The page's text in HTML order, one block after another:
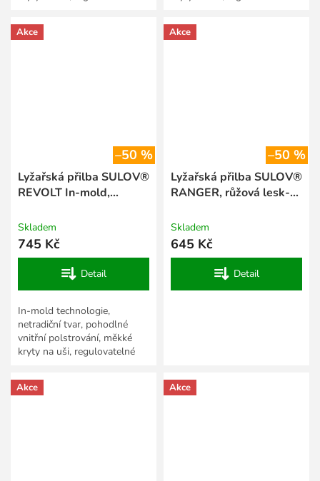
sněhu, zadní úchyt na...
sněhu, zadní úchyt na...
Akce
–50 %
Lyžařská přilba SULOV®
REVOLT In-mold,
Skladem
745 Kč
Detail
In-mold technologie,
netradiční tvar, pohodlné
vnitřní polstrování, měkké
kryty na uši, regulovatelné
sněhu, zadní úchyt na...
Akce
–50 %
Lyžařská přilba SULOV®
RANGER, růžová lesk-
Skladem
645 Kč
Detail
Akce Akce